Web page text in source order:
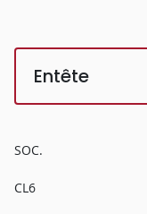
Entête
SOC.
CL6